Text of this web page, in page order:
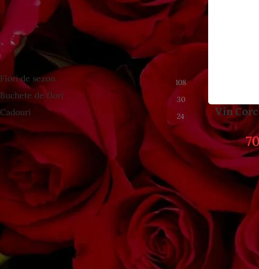
ÎNAPOI LA MAGAZIN
CATEGORII DE PRODUSE
Flori de sezon 108
Buchete de flori 30
Cadouri 24 Vin